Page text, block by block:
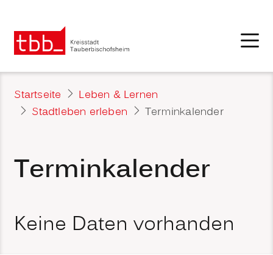
Startseite
Leben & Lernen
Stadtleben erleben
Terminkalender
Terminkalender
Keine Daten vorhanden